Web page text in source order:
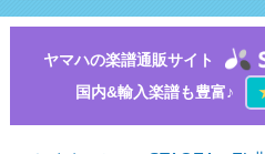
ヤマハの楽譜通販サイト
国内&輸入楽譜も豊富♪